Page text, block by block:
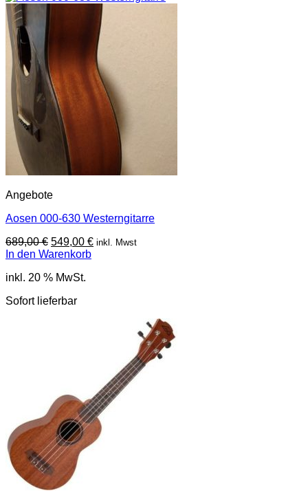
Angebote
Aosen 000-630 Westerngitarre
689,00€ Ursprünglicher
Preis
689,00 €
549,00 €Aktueller
inkl. Mwst
In den Warenkorb
inkl. 20 % MwSt.
Sofort lieferbar